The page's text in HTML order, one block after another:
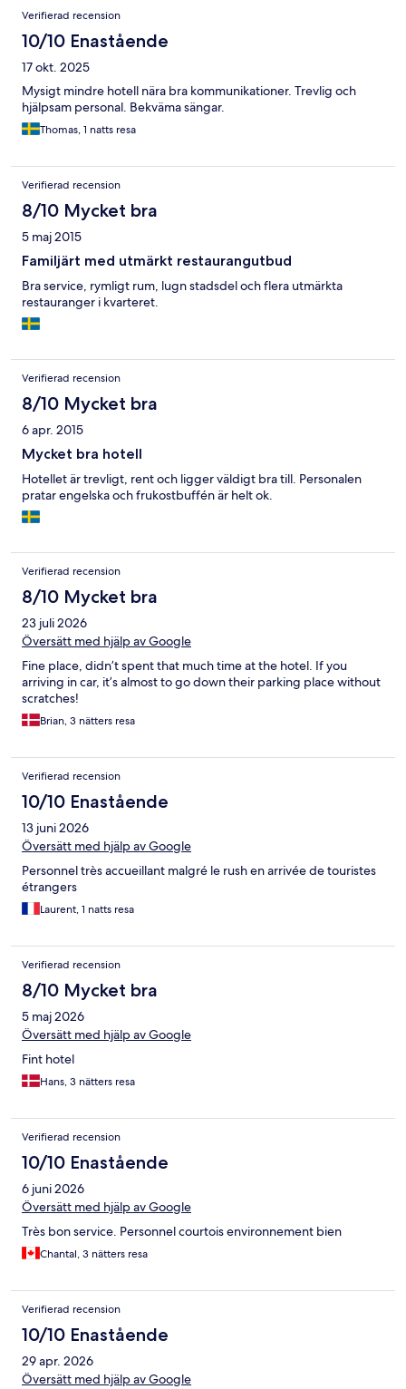
Verifierad recension
10/10 Enastående
17 okt. 2025
Mysigt mindre hotell nära bra kommunikationer. Trevlig och
hjälpsam personal. Bekväma sängar.
Thomas, 1 natts resa
Verifierad recension
8/10 Mycket bra
5 maj 2015
Familjärt med utmärkt restaurangutbud
Bra service, rymligt rum, lugn stadsdel och flera utmärkta
restauranger i kvarteret.
Verifierad recension
8/10 Mycket bra
6 apr. 2015
Mycket bra hotell
Hotellet är trevligt, rent och ligger väldigt bra till. Personalen
pratar engelska och frukostbuffén är helt ok.
Verifierad recension
8/10 Mycket bra
23 juli 2026
Översätt med hjälp av Google
Fine place, didn’t spent that much time at the hotel. If you
arriving in car, it’s almost to go down their parking place without
scratches!
Brian, 3 nätters resa
Verifierad recension
10/10 Enastående
13 juni 2026
Översätt med hjälp av Google
Personnel très accueillant malgré le rush en arrivée de touristes
étrangers
Laurent, 1 natts resa
Verifierad recension
8/10 Mycket bra
5 maj 2026
Översätt med hjälp av Google
Fint hotel
Hans, 3 nätters resa
Verifierad recension
10/10 Enastående
6 juni 2026
Översätt med hjälp av Google
Très bon service. Personnel courtois environnement bien
Chantal, 3 nätters resa
Verifierad recension
10/10 Enastående
29 apr. 2026
Översätt med hjälp av Google